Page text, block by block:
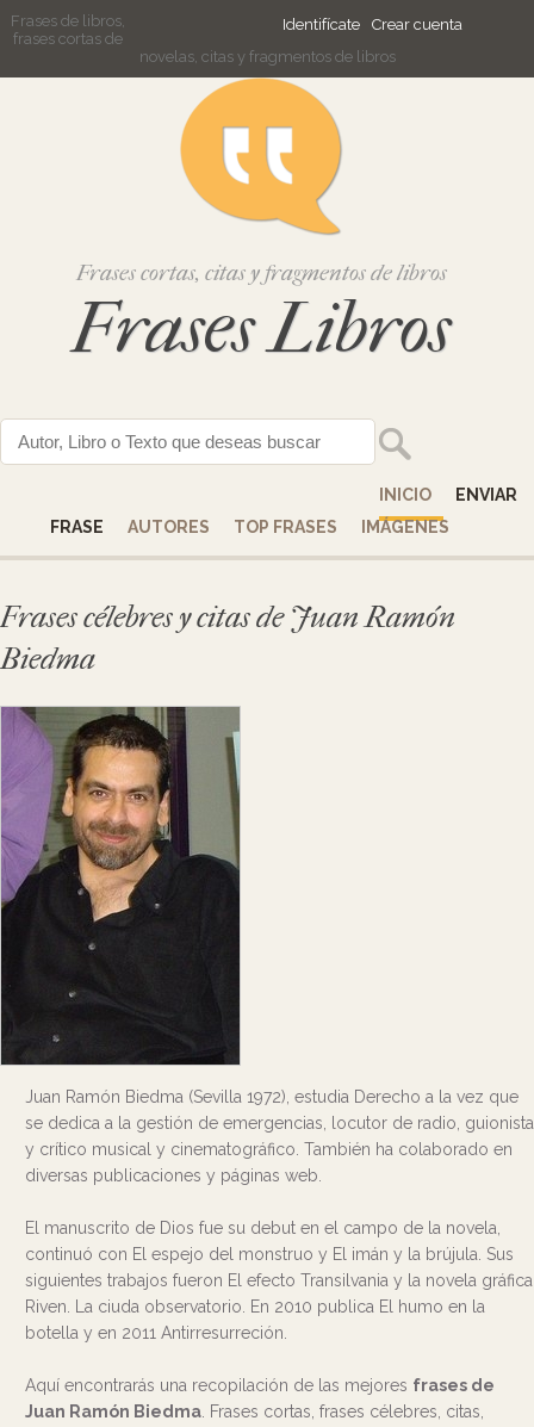
Identifícate Crear cuenta
Frases de libros,
frases cortas de
novelas, citas y fragmentos de libros
Frases cortas, citas y fragmentos de libros
Frases Libros
INICIO
ENVIAR
FRASE
AUTORES TOP FRASES IMÁGENES
Frases célebres y citas de Juan Ramón
Biedma
Juan Ramón Biedma (Sevilla 1972), estudia Derecho a la vez que
se dedica a la gestión de emergencias, locutor de radio, guionista
y crítico musical y cinematográfico. También ha colaborado en
diversas publicaciones y páginas web.
El manuscrito de Dios fue su debut en el campo de la novela,
continuó con El espejo del monstruo y El imán y la brújula. Sus
siguientes trabajos fueron El efecto Transilvania y la novela gráfica
Riven. La ciuda observatorio. En 2010 publica El humo en la
botella y en 2011 Antirresurreción.
Aquí encontrarás una recopilación de las mejores frases de
Juan Ramón Biedma . Frases cortas, frases célebres, citas,